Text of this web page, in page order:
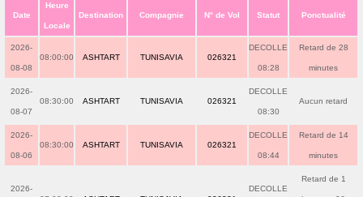
Date
Heure
Locale
Destination Compagnie N° de Vol Statut Ponctualité
2026-
08-08
08:00:00 ASHTART TUNISAVIA 026321
DECOLLE
08:28
Retard de 28
minutes
2026-
08-07
08:30:00 ASHTART TUNISAVIA 026321
DECOLLE
08:30
Aucun retard
2026-
08-06
08:30:00 ASHTART TUNISAVIA 026321
DECOLLE
08:44
Retard de 14
minutes
2026- DECOLLE
Retard de 1